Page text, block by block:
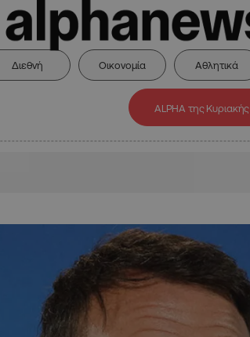
Διεθνή Οικονομία Αθλητικά
ALPHA της Κυριακής